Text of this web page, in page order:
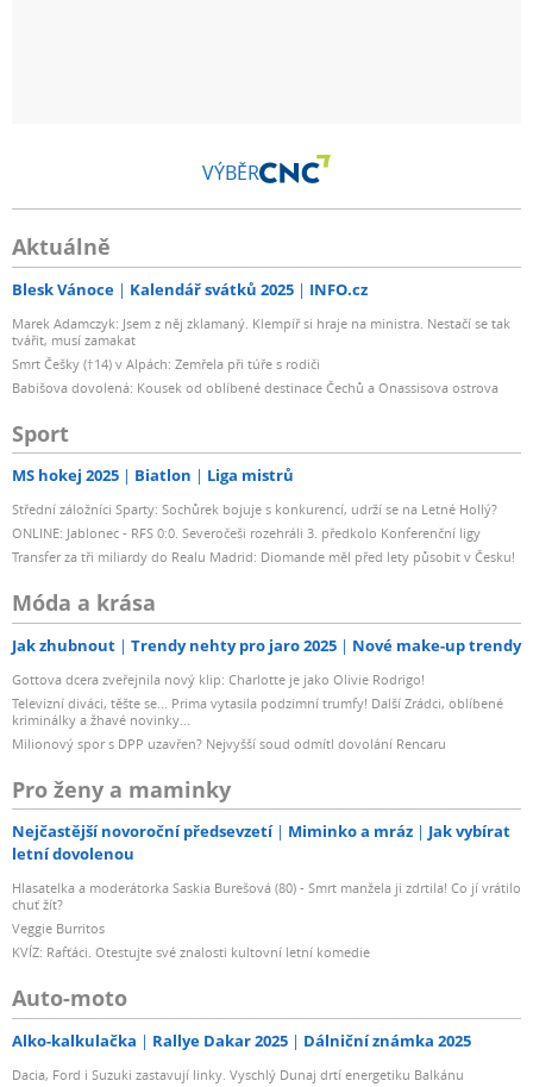
VÝBĚR
Aktuálně
Blesk Vánoce Kalendář svátků 2025 INFO.cz
Marek Adamczyk: Jsem z něj zklamaný. Klempíř si hraje na ministra. Nestačí se tak
tvářit, musí zamakat
Smrt Češky (†14) v Alpách: Zemřela při túře s rodiči
Babišova dovolená: Kousek od oblíbené destinace Čechů a Onassisova ostrova
Sport
MS hokej 2025 Biatlon Liga mistrů
Střední záložníci Sparty: Sochůrek bojuje s konkurencí, udrží se na Letné Hollý?
ONLINE: Jablonec - RFS 0:0. Severočeši rozehráli 3. předkolo Konferenční ligy
Transfer za tři miliardy do Realu Madrid: Diomande měl před lety působit v Česku!
Móda a krása
Jak zhubnout Trendy nehty pro jaro 2025 Nové make-up trendy
Gottova dcera zveřejnila nový klip: Charlotte je jako Olivie Rodrigo!
Televizní diváci, těšte se... Prima vytasila podzimní trumfy! Další Zrádci, oblíbené
kriminálky a žhavé novinky...
Milionový spor s DPP uzavřen? Nejvyšší soud odmítl dovolání Rencaru
Pro ženy a maminky
Nejčastější novoroční předsevzetí Miminko a mráz
Jak vybírat
letní dovolenou
Hlasatelka a moderátorka Saskia Burešová (80) - Smrt manžela ji zdrtila! Co jí vrátilo
chuť žít?
Veggie Burritos
KVÍZ: Rafťáci. Otestujte své znalosti kultovní letní komedie
Auto-moto
Alko-kalkulačka Rallye Dakar 2025 Dálniční známka 2025
Dacia, Ford i Suzuki zastavují linky. Vyschlý Dunaj drtí energetiku Balkánu